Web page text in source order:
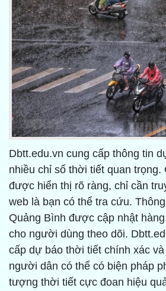
Dbtt.edu.vn cung cấp thông tin
nhiều chỉ số thời tiết quan trọng.
được hiển thị rõ ràng, chỉ cần
web là bạn có thể tra cứu.
Quảng Bình được cập nhật
cho người dùng theo dõi.
cấp dự báo thời tiết chính xác
người dân có thể có biện pháp
tượng thời tiết cực đoan hiệu